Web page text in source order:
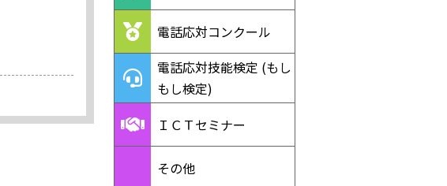
電話応対コンクール
電話応対技能検定 (もし
もし検定)
ＩＣＴセミナー
その他